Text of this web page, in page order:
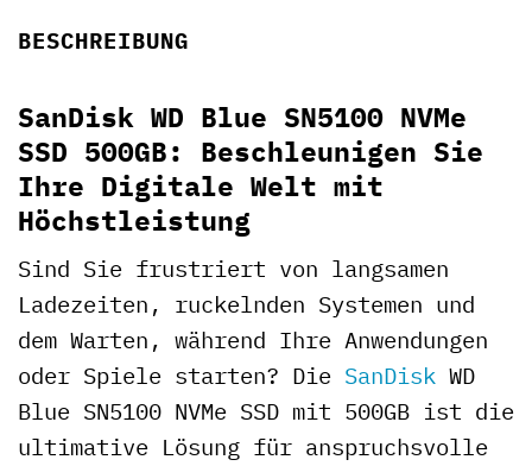
BESCHREIBUNG
SanDisk WD Blue SN5100 NVMe
SSD 500GB: Beschleunigen Sie
Ihre Digitale Welt mit
Höchstleistung
Sind Sie frustriert von langsamen
Ladezeiten, ruckelnden Systemen und
dem Warten, während Ihre Anwendungen
oder Spiele starten? Die SanDisk WD
Blue SN5100 NVMe SSD mit 500GB ist die
ultimative Lösung für anspruchsvolle